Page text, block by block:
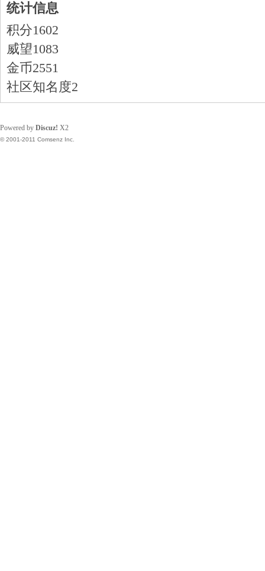
统计信息
积分1602
威望1083
金币2551
社区知名度2
Powered by Discuz! X2
© 2001-2011 Comsenz Inc.